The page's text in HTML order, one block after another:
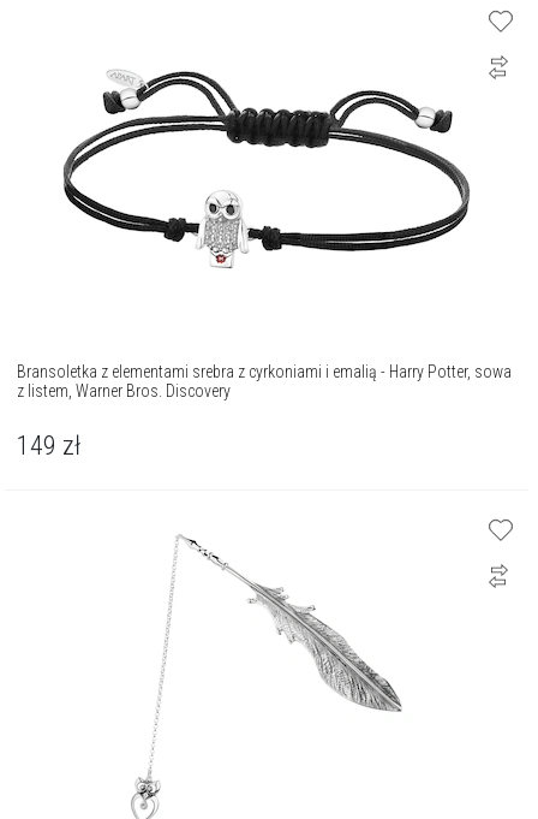
Bransoletka z elementami srebra z cyrkoniami i emalią - Harry Potter, sowa
z listem, Warner Bros. Discovery
149 zł